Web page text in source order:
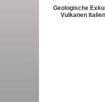
Geologische
Vulkanen